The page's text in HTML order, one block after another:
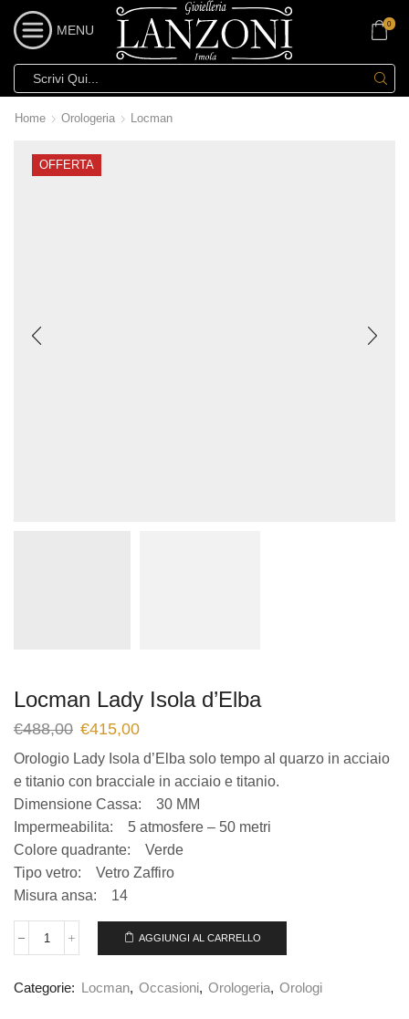
MENU 0
Home Orologeria Locman
OFFERTA
Locman Lady Isola d’Elba
€488,00 €415,00
Orologio Lady Isola d’Elba solo tempo al quarzo in acciaio
e titanio con bracciale in acciaio e titanio.
Dimensione Cassa: 30 MM
Impermeabilita: 5 atmosfere – 50 metri
Colore quadrante: Verde
Tipo vetro: Vetro Zaffiro
Misura ansa: 14
AGGIUNGI AL CARRELLO
Categorie: Locman, Occasioni, Orologeria, Orologi